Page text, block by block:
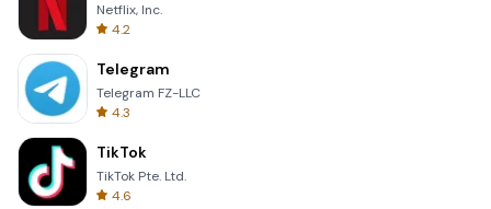
Netflix, Inc.
4.2
Telegram
Telegram FZ-LLC
4.3
TikTok
TikTok Pte. Ltd.
4.6